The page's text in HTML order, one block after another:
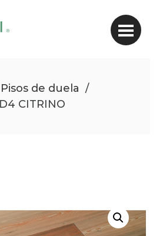
Pisos de duela /
CITRINO